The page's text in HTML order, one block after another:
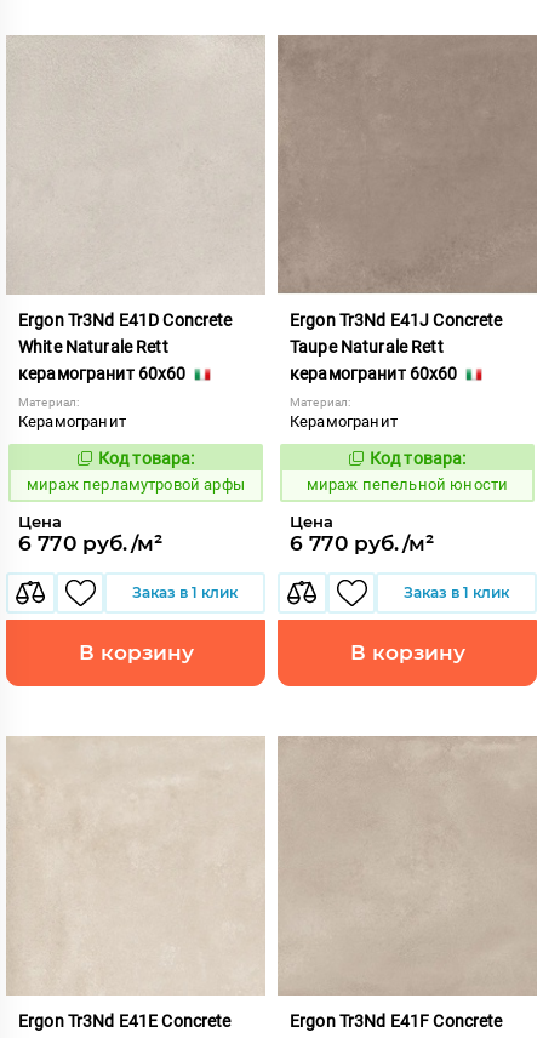
Ergon Tr3Nd E41D Concrete
White Naturale Rett
керамогранит 60x60
Материал:
Керамогранит
993251
Код товара:
мираж перламутровой арфы
Цена
6 770 руб./м²
Заказ в 1 клик
В корзину
Ergon Tr3Nd E41J Concrete
Taupe Naturale Rett
керамогранит 60x60
Материал:
Керамогранит
993248
Код товара:
мираж пепельной юности
Цена
6 770 руб./м²
Заказ в 1 клик
В корзину
Ergon Tr3Nd E41E Concrete
Ergon Tr3Nd E41F Concrete